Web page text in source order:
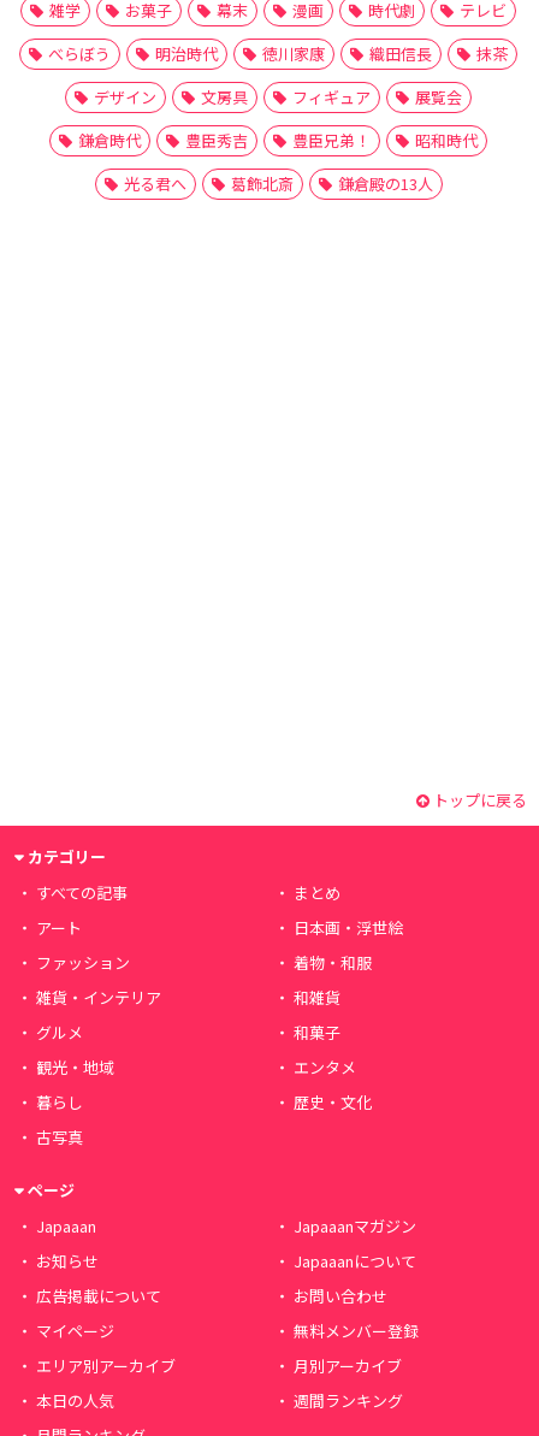
雑学
お菓子 幕末 漫画 時代劇
テレビ
べらぼう
明治時代 徳川家康 織田信長
抹茶
デザイン
文房具 フィギュア
展覧会
鎌倉時代
豊臣秀吉 豊臣兄弟！
昭和時代
光る君へ
葛飾北斎 鎌倉殿の13人
トップに戻る
カテゴリー
すべての記事
まとめ
アート
日本画・浮世絵
ファッション
着物・和服
雑貨・インテリア
和雑貨
グルメ
和菓子
観光・地域
エンタメ
暮らし
歴史・文化
古写真
ページ
Japaaan
Japaaanマガジン
お知らせ
Japaaanについて
広告掲載について
お問い合わせ
マイページ
無料メンバー登録
エリア別アーカイブ
月別アーカイブ
本日の人気
週間ランキング